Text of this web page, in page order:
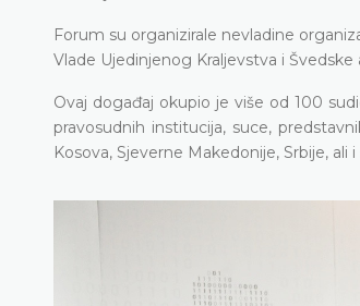
Forum su organizirale nevladine
Vlade Ujedinjenog Kraljevstva i
Ovaj događaj okupio je više od 100
pravosudnih institucija, suce,
Kosova, Sjeverne Makedonije, Srbije, ali i